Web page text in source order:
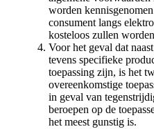
worden
consument langs
kosteloos zullen
Voor het geval dat
tevens specifieke
toepassing zijn, is het
overeenkomstige
in geval van
beroepen op de
het meest gunstig is.